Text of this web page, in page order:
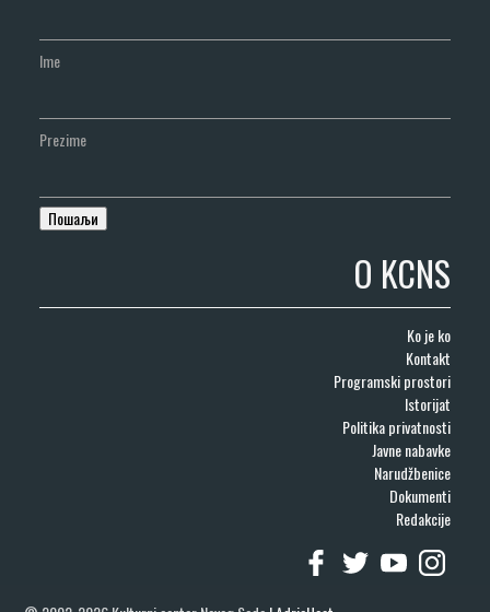
Ime
Prezime
O KCNS
Ko je ko
Kontakt
Programski prostori
Istorijat
Politika privatnosti
Javne nabavke
Narudžbenice
Dokumenti
Redakcije